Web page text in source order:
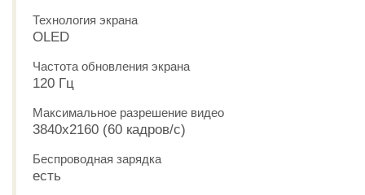
Технология экрана
OLED
Частота обновления экрана
120 Гц
Максимальное разрешение видео
3840x2160 (60 кадров/с)
Беспроводная зарядка
есть